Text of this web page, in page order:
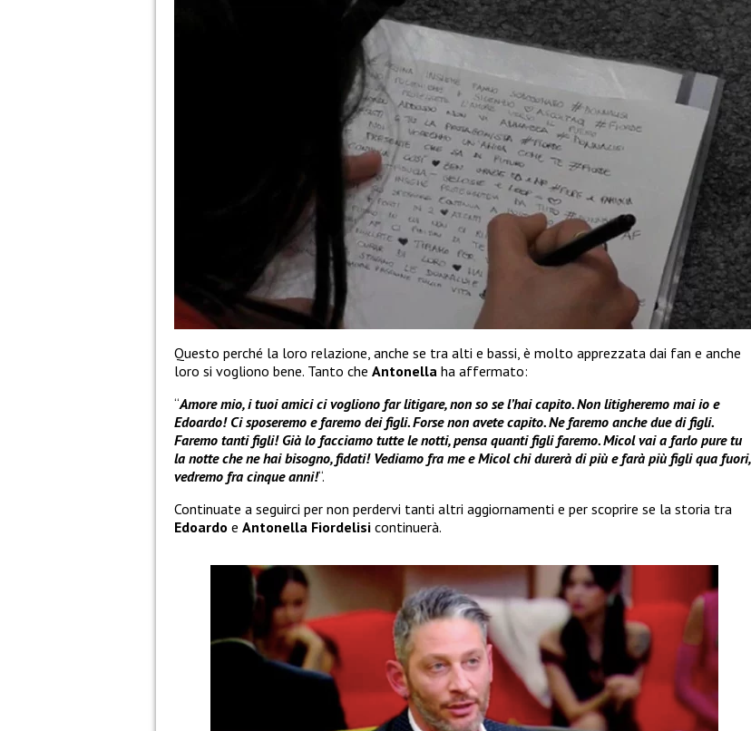
Questo perché la loro relazione, anche se tra alti e bassi, è molto apprezzata dai fan e anche
loro si vogliono bene. Tanto che Antonella ha affermato:
“Amore mio, i tuoi amici ci vogliono far litigare, non so se l’hai capito. Non litigheremo mai io e
Edoardo! Ci sposeremo e faremo dei figli. Forse non avete capito. Ne faremo anche due di figli.
Faremo tanti figli! Già lo facciamo tutte le notti, pensa quanti figli faremo. Micol vai a farlo pure tu
la notte che ne hai bisogno, fidati! Vediamo fra me e Micol chi durerà di più e farà più figli qua fuori,
vedremo fra cinque anni!“.
Continuate a seguirci per non perdervi tanti altri aggiornamenti e per scoprire se la storia tra
Edoardo e Antonella Fiordelisi continuerà.